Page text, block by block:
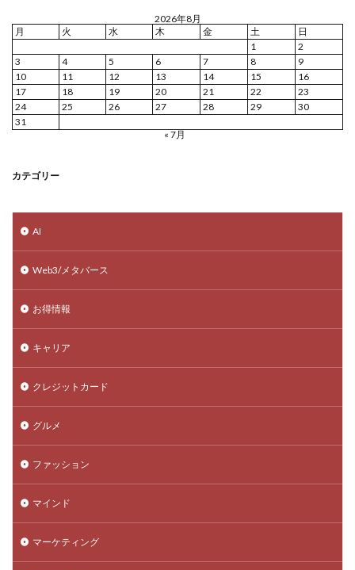
2026年8月
月
火 水 木 金 土
日
1
2
3
4 5 6 7 8
9
10
11 12 13 14 15
16
17
18 19 20 21 22
23
24
25 26 27 28 29
30
31
« 7月
カテゴリー
AI
Web3/メタバース
お得情報
キャリア
クレジットカード
グルメ
ファッション
マインド
マーケティング